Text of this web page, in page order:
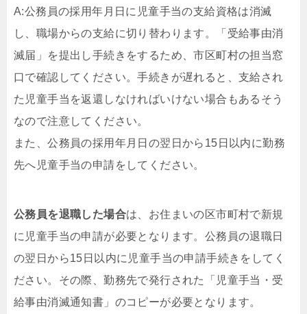
A:公務員の採用年月日に児童手当の支給資格は消滅
し、職場からの支給に切り替わります。「受給事由消
滅届」を提出し手続きをするため、市区町村の担当窓
口で確認してください。手続きが遅れると、支給され
た児童手当を返還しなければいけない場合もあるそう
なので注意してください。
また、公務員の採用年月日の翌日から15日以内に勤務
先へ児童手当の申請をしてください。
公務員を退職した場合は、お住まいの区市町村で新規
に児童手当の申請が必要となります。公務員の退職日
の翌日から15日以内に児童手当の申請手続きをしてく
ださい。その際、勤務先で発行された「児童手当・受
給事由消滅通知書」のコピーが必要となります。